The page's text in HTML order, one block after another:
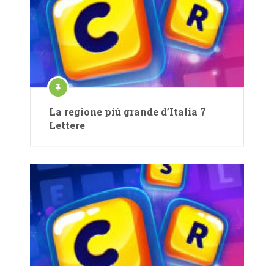
La regione più grande d’Italia 7
Lettere